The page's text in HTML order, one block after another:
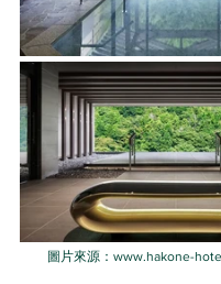
圖片來源：www.hakone-